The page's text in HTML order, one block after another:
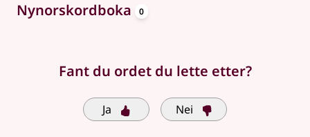
Nynorskordboka 0
Fant du ordet du lette etter?
Ja Nei